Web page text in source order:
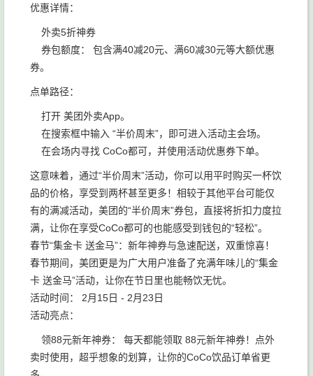
优惠详情：
外卖5折神券
券包额度： 包含满40减20元、满60减30元等大额优惠
券。
点单路径：
打开 美团外卖App。
在搜索框中输入 “半价周末”，即可进入活动主会场。
在会场内寻找 CoCo都可，并使用活动优惠券下单。
这意味着，通过“半价周末”活动，你可以用平时购买一杯饮
品的价格，享受到两杯甚至更多！相较于其他平台可能仅
有的满减活动，美团的“半价周末”券包，直接将折扣力度拉
满，让你在享受CoCo都可的也能感受到钱包的“轻松”。
春节“集金卡 送金马”：新年神券与急速配送，双重惊喜！
春节期间，美团更是为广大用户准备了充满年味儿的“集金
卡 送金马”活动，让你在节日里也能畅饮无忧。
活动时间： 2月15日 - 2月23日
活动亮点：
领88元新年神券： 每天都能领取 88元新年神券！点外
卖时使用，超乎想象的划算，让你的CoCo饮品订单省更